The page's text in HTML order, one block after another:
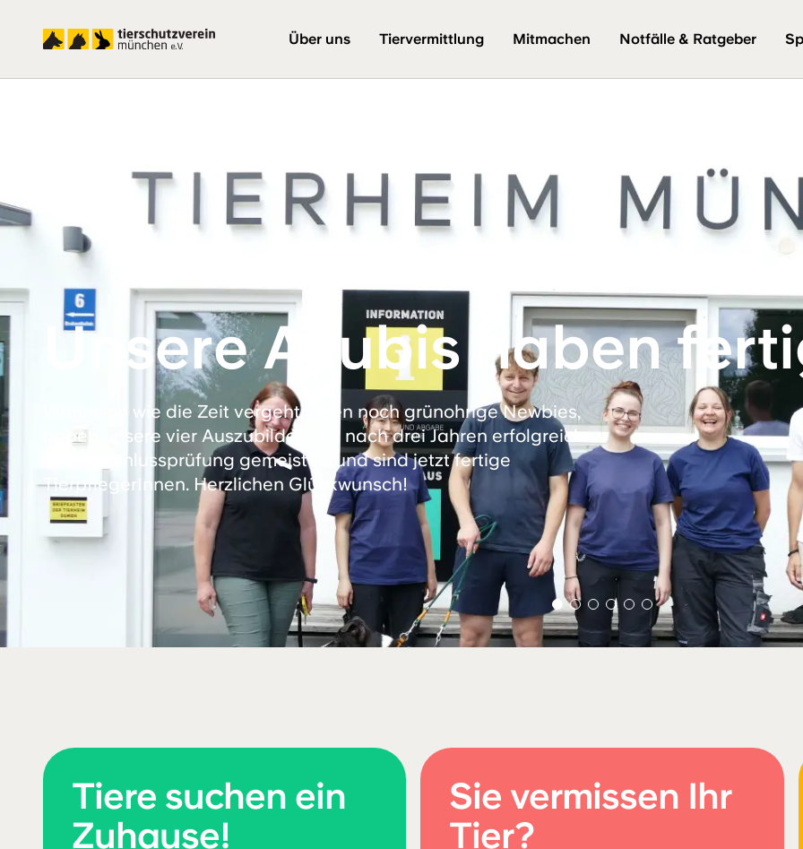
Über uns Tiervermittlung Mitmachen Notfälle & Ratgeber
Unsere Azubis haben
Wahnsinn wie die Zeit vergeht: Eben noch grünohrige Newbies,
haben unsere vier Auszubildenden nach drei Jahren erfolgreich
ihre Abschlussprüfung gemeistert und sind jetzt fertige
TierpflegerInnen. Herzlichen Glückwunsch!
Tiere suchen ein
Zuhause!
Sie vermissen Ihr
Tier?